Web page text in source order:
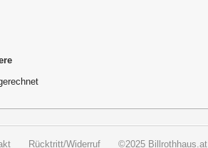
Rücktritt/Widerruf ©2025 Billrothhaus.at